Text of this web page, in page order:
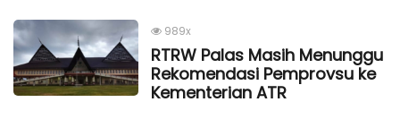
989x
RTRW Palas Masih Menunggu
Rekomendasi Pemprovsu ke
Kementerian ATR